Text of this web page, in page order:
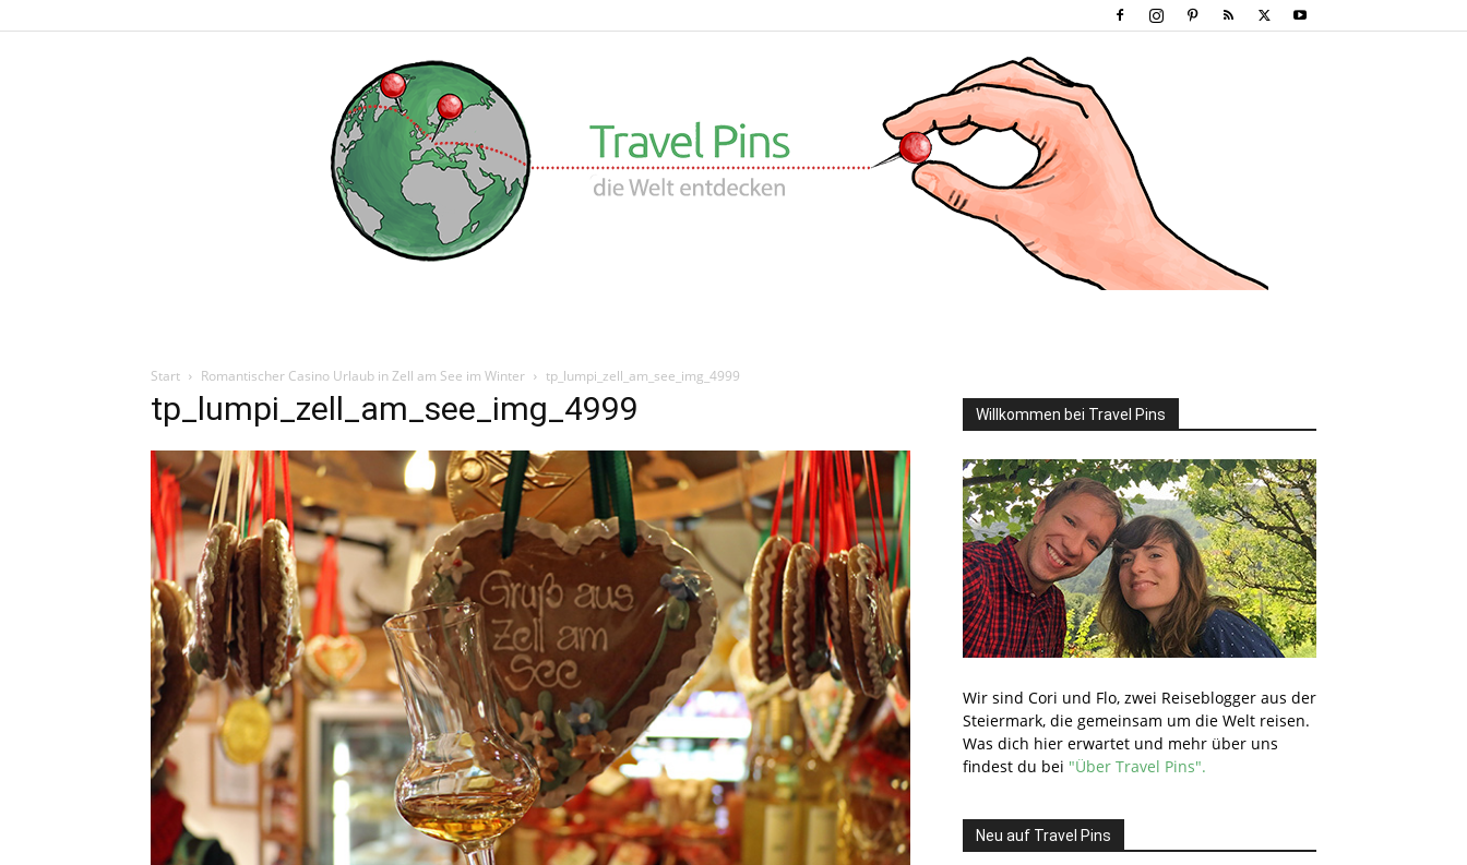
Pins
Start Romantischer Casino Urlaub in Zell am See im Winter tp_lumpi_zell_am_see_img_4999
tp_lumpi_zell_am_see_img_4999 Willkommen bei Travel Pins
Wir sind Cori und Flo, zwei Reiseblogger aus der
Steiermark, die gemeinsam um die Welt reisen.
Was dich hier erwartet und mehr über uns
findest du bei "Über Travel Pins".
Neu auf Travel Pins